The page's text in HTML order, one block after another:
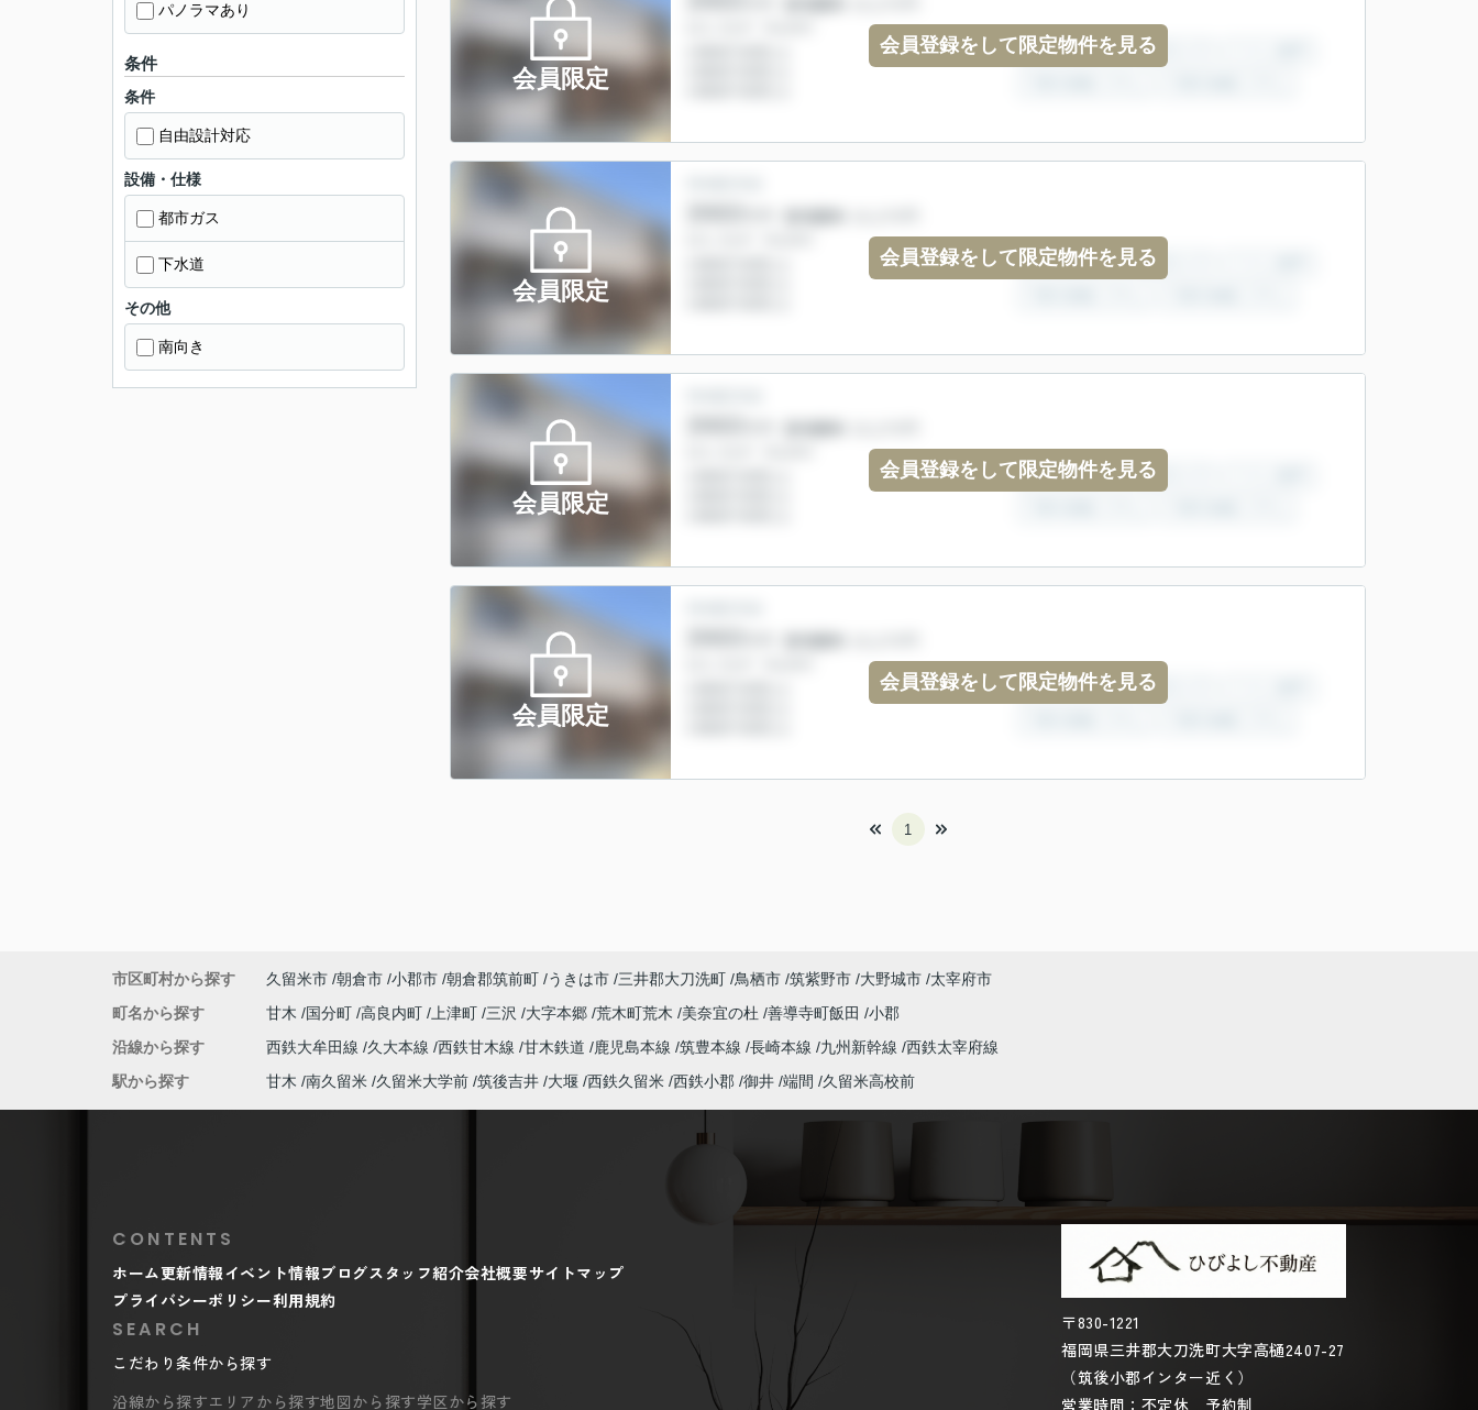
会員限定
会員登録をして限定物件を見る
会員限定
会員登録をして限定物件を見る
会員限定
会員登録をして限定物件を見る
会員限定
会員登録をして限定物件を見る
1
パノラマあり
条件
条件
自由設計対応
設備・仕様
都市ガス
下水道
その他
南向き
市区町村から探す 久留米市 朝倉市 小郡市 朝倉郡筑前町 うきは市 三井郡大刀洗町 鳥栖市 筑紫野市 大野城市 太宰府市
町名から探す
甘木 国分町 高良内町 上津町 三沢 大字本郷 荒木町荒木 美奈宜の杜 善導寺町飯田
小郡
沿線から探す
西鉄大牟田線 久大本線 西鉄甘木線 甘木鉄道 鹿児島本線 筑豊本線 長崎本線 九州新幹線 西鉄太宰府線
駅から探す
甘木 南久留米 久留米大学前 筑後吉井 大堰 西鉄久留米 西鉄小郡 御井 端間 久留米高校前
CONTENTS
ホーム更新情報イベント情報ブログスタッフ紹介会社概要サイトマップ
プライバシーポリシー利用規約
SEARCH
こだわり条件から探す
沿線から探すエリアから探す地図から探す学区から探す
〒830-1221
福岡県三井郡大刀洗町大字高樋2407-27
（筑後小郡インター近く）
営業時間：不定休 予約制